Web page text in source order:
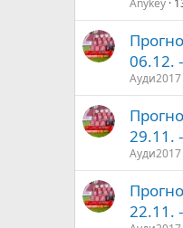
Anykey
06.12.
Ауди2017
29.11.
Ауди2017
22.11.